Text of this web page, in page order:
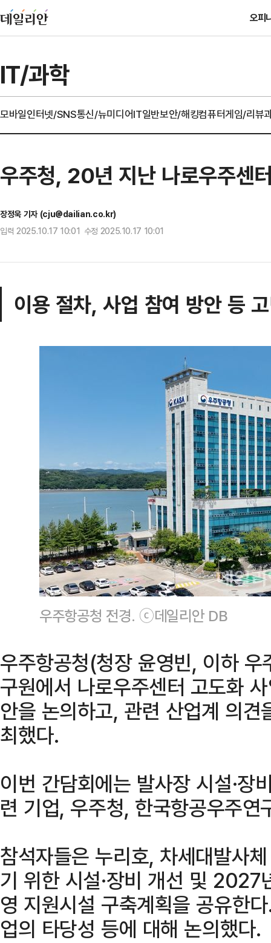
오피
IT/과학
모바일인터넷/SNS통신/뉴미디어IT일반보안/해킹컴퓨터게임/리뷰
우주청, 20년 지난 나로우주센
장정욱 기자 (cju@dailian.co.kr)
입력 2025.10.17 10:01 수정 2025.10.17 10:01
이용 절차, 사업 참여 방안 등
우주항공청 전경. ⓒ데일리안 DB
우주항공청(청장 윤영빈, 이하
구원에서 나로우주센터 고도화
안을 논의하고, 관련 산업계 의
최했다.
이번 간담회에는 발사장 시설·장
련 기업, 우주청, 한국항공우주연
참석자들은 누리호, 차세대발사
기 위한 시설·장비 개선 및 2027
영 지원시설 구축계획을 공유한
업의 타당성 등에 대해 논의했다.